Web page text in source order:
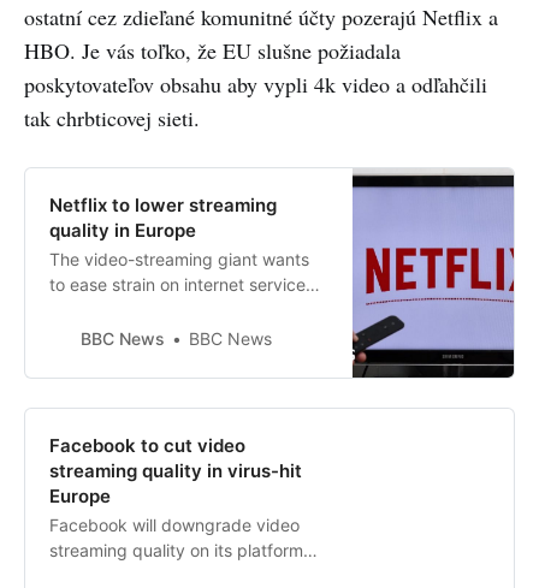
ostatní cez zdieľané komunitné účty pozerajú Netflix a
HBO. Je vás toľko, že EU slušne požiadala
poskytovateľov obsahu aby vypli 4k video a odľahčili
tak chrbticovej sieti.
Netflix to lower streaming
quality in Europe
The video-streaming giant wants
to ease strain on internet service
BBC News
BBC News
Facebook to cut video
streaming quality in virus-hit
Europe
Facebook will downgrade video
streaming quality on its platform